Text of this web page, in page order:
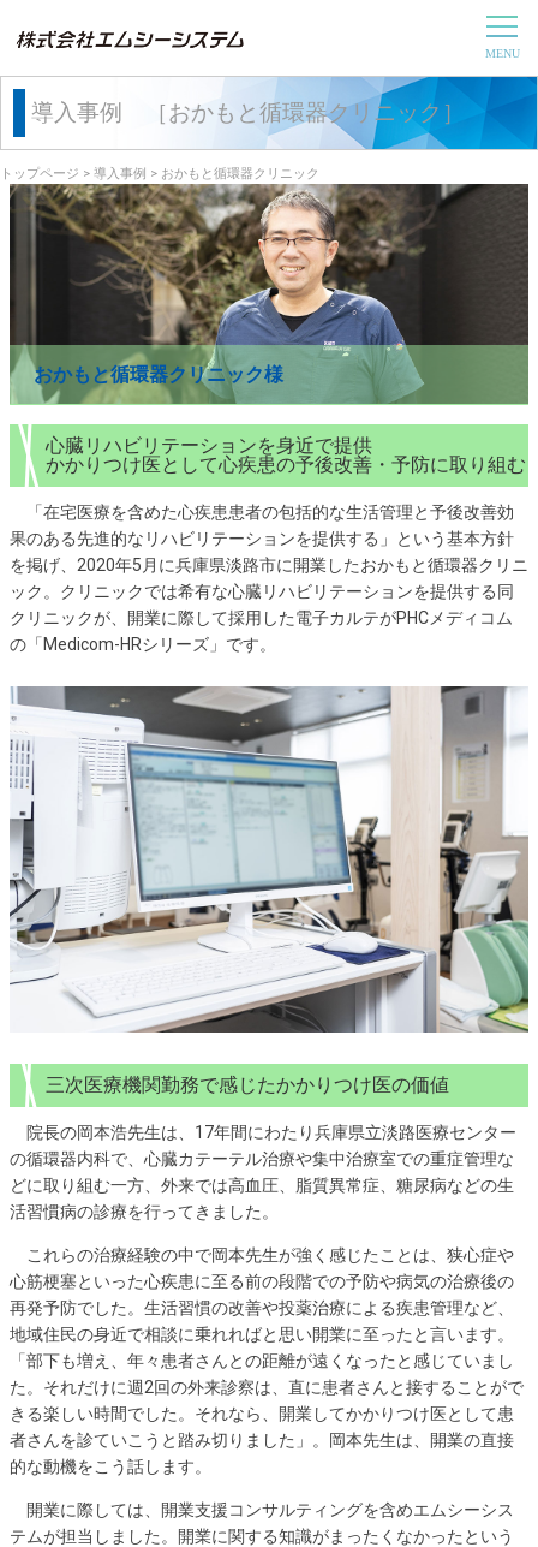
導入事例 ［おかもと循環器クリニック］
トップページ > 導入事例 > おかもと循環器クリニック
おかもと循環器クリニック様
心臓リハビリテーションを身近で提供
かかりつけ医として心疾患の予後改善・予防に取り組む
「在宅医療を含めた心疾患患者の包括的な生活管理と予後改善効
果のある先進的なリハビリテーションを提供する」という基本方針
を掲げ、2020年5月に兵庫県淡路市に開業したおかもと循環器クリニ
ック。クリニックでは希有な心臓リハビリテーションを提供する同
クリニックが、開業に際して採用した電子カルテがPHCメディコム
の「Medicom-HRシリーズ」です。
三次医療機関勤務で感じたかかりつけ医の価値
院長の岡本浩先生は、17年間にわたり兵庫県立淡路医療センター
の循環器内科で、心臓カテーテル治療や集中治療室での重症管理な
どに取り組む一方、外来では高血圧、脂質異常症、糖尿病などの生
活習慣病の診療を行ってきました。
これらの治療経験の中で岡本先生が強く感じたことは、狭心症や
心筋梗塞といった心疾患に至る前の段階での予防や病気の治療後の
再発予防でした。生活習慣の改善や投薬治療による疾患管理など、
地域住民の身近で相談に乗れればと思い開業に至ったと言います。
「部下も増え、年々患者さんとの距離が遠くなったと感じていまし
た。それだけに週2回の外来診察は、直に患者さんと接することがで
きる楽しい時間でした。それなら、開業してかかりつけ医として患
者さんを診ていこうと踏み切りました」。岡本先生は、開業の直接
的な動機をこう話します。
開業に際しては、開業支援コンサルティングを含めエムシーシス
テムが担当しました。開業に関する知識がまったくなかったという